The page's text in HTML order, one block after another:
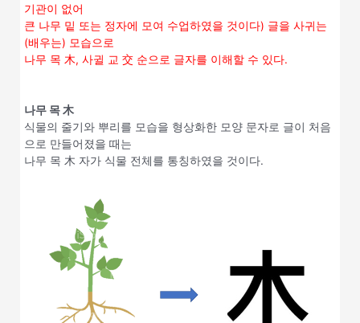
기관이 없어
큰 나무 밑 또는 정자에 모여 수업하였을 것이다) 글을 사귀는
(배우는) 모습으로
나무 목 木, 사귈 교 交 순으로 글자를 이해할 수 있다.
나무 목 木
식물의 줄기와 뿌리를 모습을 형상화한 모양 문자로 글이 처음
으로 만들어졌을 때는
나무 목 木 자가 식물 전체를 통칭하였을 것이다.